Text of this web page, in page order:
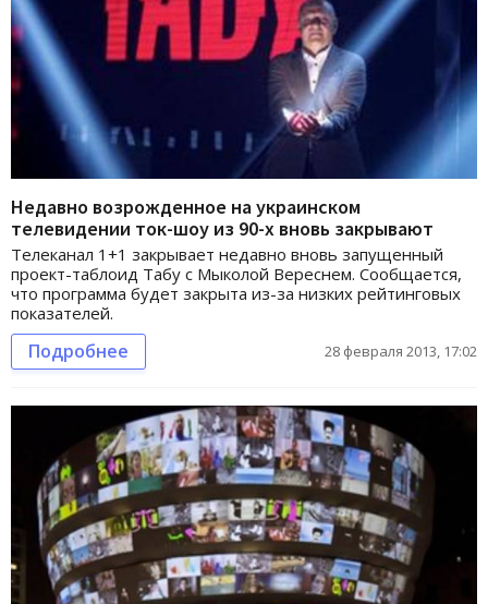
Недавно возрожденное на украинском
телевидении ток-шоу из 90-х вновь закрывают
Телеканал 1+1 закрывает недавно вновь запущенный
проект-таблоид Табу с Мыколой Вереснем. Сообщается,
что программа будет закрыта из-за низких рейтинговых
показателей.
Подробнее 28 февраля 2013, 17:02